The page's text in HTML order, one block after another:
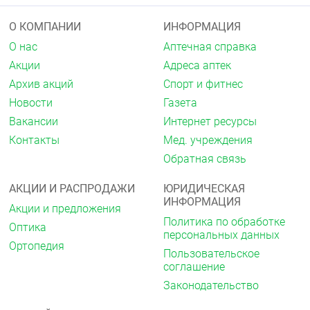
Редко: тошнота, запор, сухость слизистой
Очень редко: панкреатит.
Нарушения со стороны печени и желчевыводящих
путей
Очень редко: нарушение функции печени
Частота неизвестна: возможность развития
печёночной энцефалопатии в случае печёночной
«Противопоказания» и «Особые указания»),
Нарушения со стороны почек и мочевыводящих
Очень редко: почечная недостаточность.
Нарушения со стороны органа зрения
О КОМПАНИИ
О нас
Акции
Архив акций
Новости
Вакансии
Контакты
ИНФОРМАЦИЯ
Аптечная справка
Адреса аптек
Спорт и фитнес
Газета
Интернет ресурсы
Мед. учреждения
Обратная связь
АКЦИИ И РАСПРОДАЖИ
Акции и предложения
Оптика
Ортопедия
ЮРИДИЧЕСКАЯ
ИНФОРМАЦИЯ
Политика по обработке
персональных данных
Пользовательское
соглашение
Законодательство